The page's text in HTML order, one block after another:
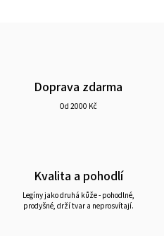
Doprava zdarma
Od 2000 Kč
Kvalita a pohodlí
Legíny jako druhá kůže - pohodlné,
prodyšné, drží tvar a neprosvítají.